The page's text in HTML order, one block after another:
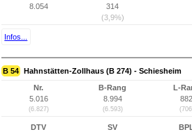
8.054
314
(3,9%)
Infos...
B 54 Hahnstätten-Zollhaus (B 274) - Schiesheim
Nr.
5.016
(6.827)
B-Rang
8.994
(6.593)
L-
882
DTV
SV